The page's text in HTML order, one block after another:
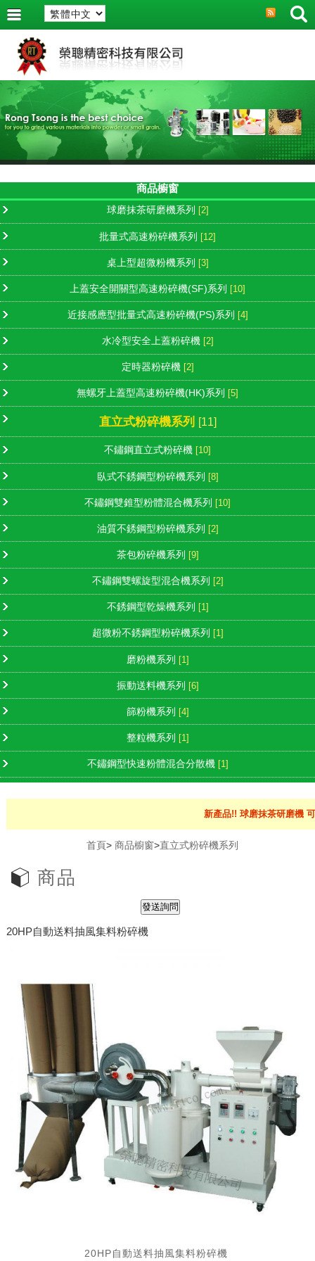
商品櫥窗
球磨抹茶研磨機系列 [2]
批量式高速粉碎機系列 [12]
桌上型超微粉機系列 [3]
上蓋安全開關型高速粉碎機(SF)系列 [10]
近接感應型批量式高速粉碎機(PS)系列 [4]
水冷型安全上蓋粉碎機 [2]
定時器粉碎機 [2]
無螺牙上蓋型高速粉碎機(HK)系列 [5]
直立式粉碎機系列 [11]
不鏽鋼直立式粉碎機 [10]
臥式不銹鋼型粉碎機系列 [8]
不鏽鋼雙錐型粉體混合機系列 [10]
油質不銹鋼型粉碎機系列 [2]
茶包粉碎機系列 [9]
不鏽鋼雙螺旋型混合機系列 [2]
不銹鋼型乾燥機系列 [1]
超微粉不銹鋼型粉碎機系列 [1]
磨粉機系列 [1]
振動送料機系列 [6]
篩粉機系列 [4]
整粒機系列 [1]
不鏽鋼型快速粉體混合分散機 [1]
新產品!! 球磨抹茶研磨機 可
首頁> 商品櫥窗>直立式粉碎機系列
商品
20HP自動送料抽風集料粉碎機
20HP自動送料抽風集料粉碎機